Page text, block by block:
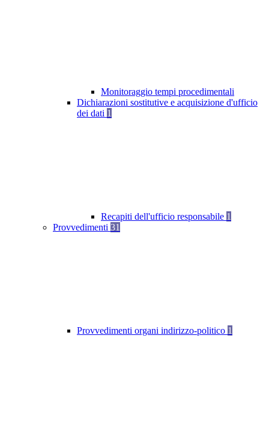
Monitoraggio tempi procedimentali
Dichiarazioni sostitutive e acquisizione d'ufficio
dei dati 1
Recapiti dell'ufficio responsabile 1
Provvedimenti 31
Provvedimenti organi indirizzo-politico 1